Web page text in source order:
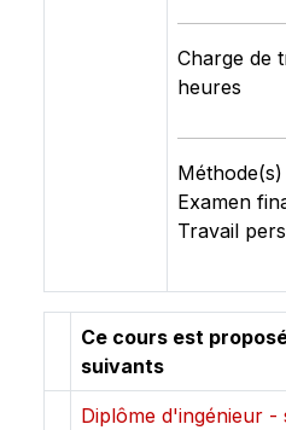
Charge de
heures
Examen
Travail
Ce cours est
suivants
Diplôme d'ingénieur -